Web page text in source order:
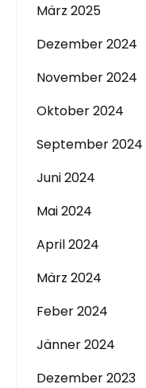
März 2025
Dezember 2024
November 2024
Oktober 2024
September 2024
Juni 2024
Mai 2024
April 2024
März 2024
Feber 2024
Jänner 2024
Dezember 2023